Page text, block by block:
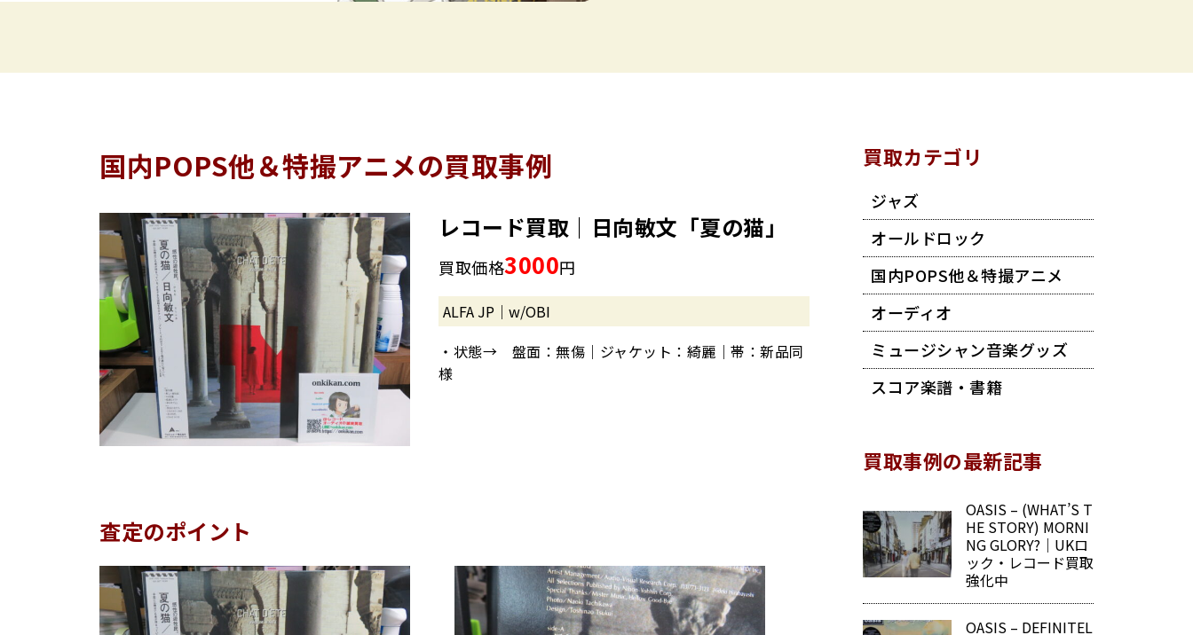
国内POPS他＆特撮アニメの買取事例
レコード買取｜日向敏文「夏の猫」
買取価格3000円
ALFA JP｜w/OBI
・状態→ 盤面：無傷｜ジャケット：綺麗｜帯：新品同
様
査定のポイント
買取カテゴリ
ジャズ
オールドロック
国内POPS他＆特撮アニメ
オーディオ
ミュージシャン音楽グッズ
スコア楽譜・書籍
買取事例の最新記事
OASIS – (WHAT’S T
HE STORY) MORNI
NG GLORY?｜UKロ
ック・レコード買取
強化中
OASIS – DEFINITEL